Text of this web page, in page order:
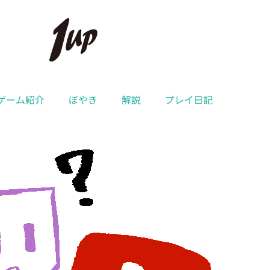
ーム紹介 ぼやき 解説 プレイ日記